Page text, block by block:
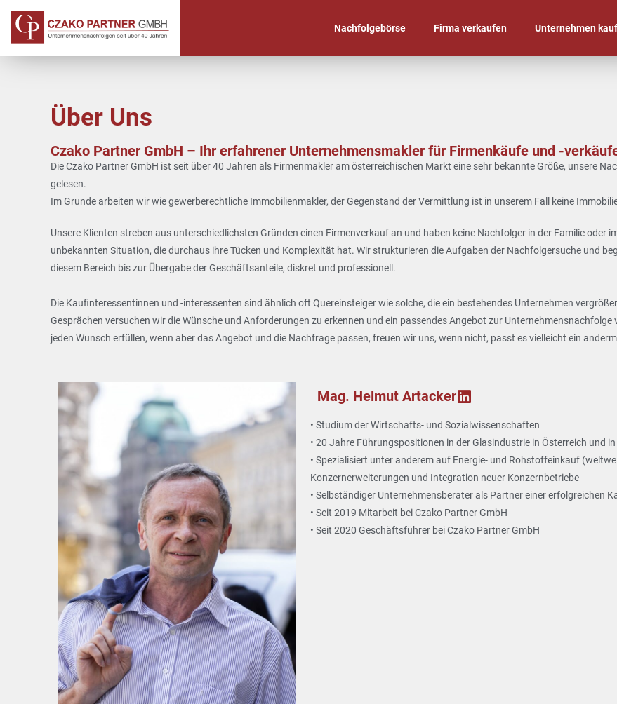
Nachfolgebörse Firma verkaufen Unternehmen
Über Uns
Czako Partner GmbH – Ihr erfahrener Unternehmensmakler für Firmenkäufe und -
Die Czako Partner GmbH ist seit über 40 Jahren als Firmenmakler am österreichischen Markt eine sehr bekannte Größe, unsere
gelesen.
Im Grunde arbeiten wirwie gewerberechtliche Immobilienmakler, der Gegenstand der Vermittlung ist in unserem Fall keine
Unsere Klienten streben aus unterschiedlichsten Gründen einen Firmenverkauf an und haben keine Nachfolger in der Familie oder
unbekannten Situation, die durchaus ihre Tücken und Komplexität hat. Wir strukturieren die Aufgaben der Nachfolgersuche und
diesem Bereich bis zur Übergabe der Geschäftsanteile, diskret und professionell.
Die Kaufinteressentinnen und -interessenten sind ähnlich oft Quereinsteiger wie solche, die ein bestehendes Unternehmen
Gesprächen versuchen wir die Wünsche und Anforderungen zu erkennen und ein passendes Angebot zur
jeden Wunsch erfüllen, wenn aber das Angebot und die Nachfrage passen, freuen wir uns, wenn nicht, passt es vielleicht ein
Mag. Helmut Artacker
• Studium der Wirtschafts- und Sozialwissenschaften
• 20 Jahre Führungspositionen in der Glasindustrie in Österreich und
• Spezialisiert unter anderem auf Energie- und Rohstoffeinkauf
Konzernerweiterungen und Integration neuer Konzernbetriebe
• Selbständiger Unternehmensberater als Partner einer erfolgreichen
• Seit 2019 Mitarbeit bei Czako Partner GmbH
• Seit 2020 Geschäftsführer bei Czako Partner GmbH